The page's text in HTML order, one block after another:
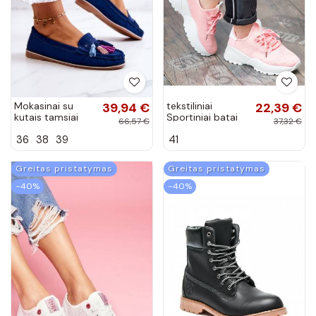
Mokasinai su
kutais tamsiai
iš Laressa
39,94 €
66,57 €
36 38 39
tekstiliniai
Sportiniai batai
20P
22,39 €
37,32 €
41
Greitas pristatymas
−40%
Greitas pristatymas
−40%